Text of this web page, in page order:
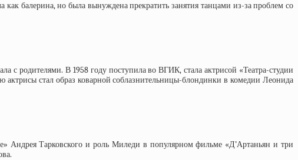
балерина, но была вынуждена прекратить занятия танцами из-за проблем со
с родителями. В 1958 году поступила во ВГИК, стала актрисой «Театра-студии
актрисы стал образ коварной соблазнительницы-блондинки в комедии Леонида
Андрея Тарковского и роль Миледи в популярном фильме «Д’Артаньян и три